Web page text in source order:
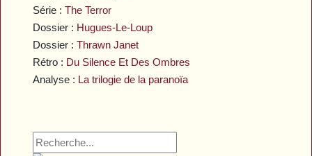
Série :The Terror
Dossier : Hugues-Le-Loup
Dossier :Thrawn Janet
Rétro : Du Silence Et Des Ombres
Analyse : La trilogie de la paranoïa